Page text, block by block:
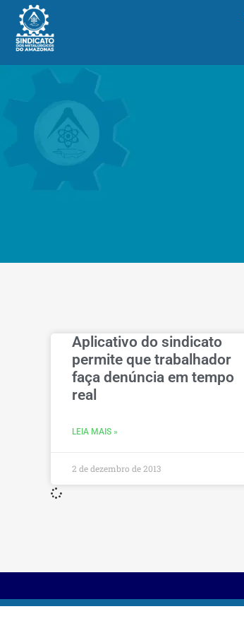
Aplicativo do sindicato
permite que trabalhador
faça denúncia em tempo
real
LEIA MAIS »
2 de dezembro de 2013